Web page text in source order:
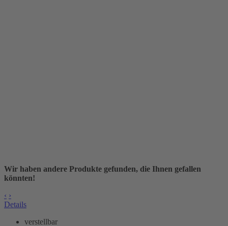
Wir haben andere Produkte gefunden, die Ihnen gefallen
könnten!
‹ ›
Details
verstellbar